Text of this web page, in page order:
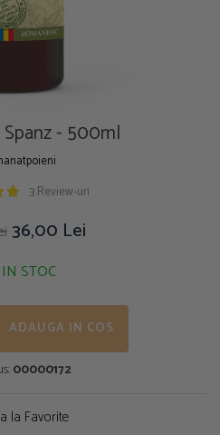
- 500ml
3 Review-uri
36,00 Lei
IN STOC
ADAUGA IN COS
00000172
la Favorite